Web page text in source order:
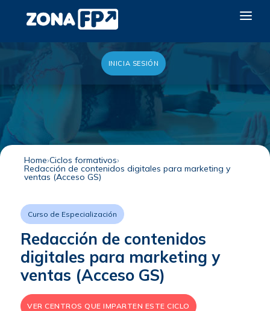
NOTICIAS
QUIERO EXPONER
INICIA SESIÓN
Home Ciclos formativos
Redacción de contenidos digitales para marketing y
ventas (Acceso GS)
Curso de Especialización
Redacción de contenidos
digitales para marketing y
ventas (Acceso GS)
VER CENTROS QUE IMPARTEN ESTE CICLO